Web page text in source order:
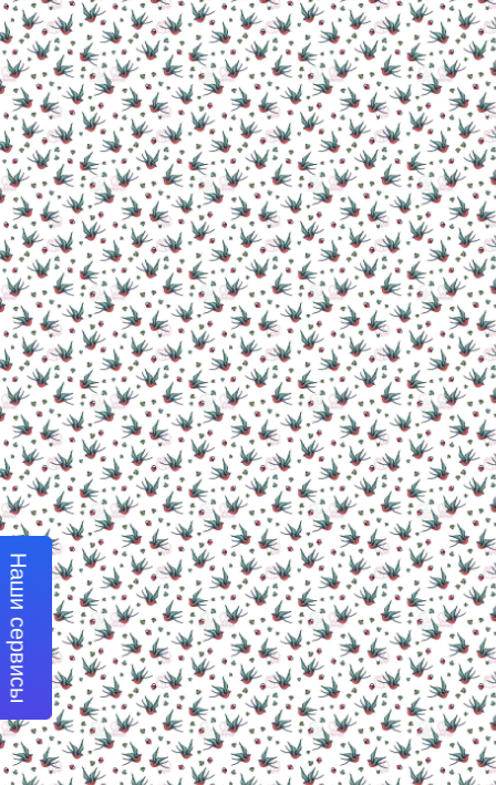
Наши сервисы